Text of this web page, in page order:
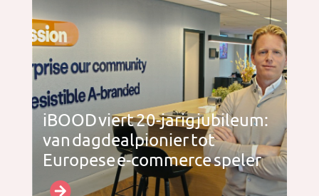
iBOOD viert 20-jarig jubileum:
van dagdealpionier tot
Europese e-commerce speler